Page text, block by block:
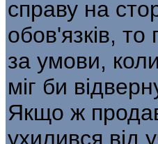
справу на
обов'язків,
за умови,
міг би
Якщо ж
ухилився від